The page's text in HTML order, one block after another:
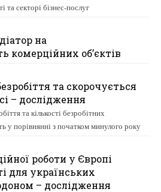
та секторі бізнес-послуг
на
комерційних об’єктів
та скорочується
– дослідження
та кількості безробітних
у порівнянні з початком минулого року
роботи у Європі
для українських
– дослідження